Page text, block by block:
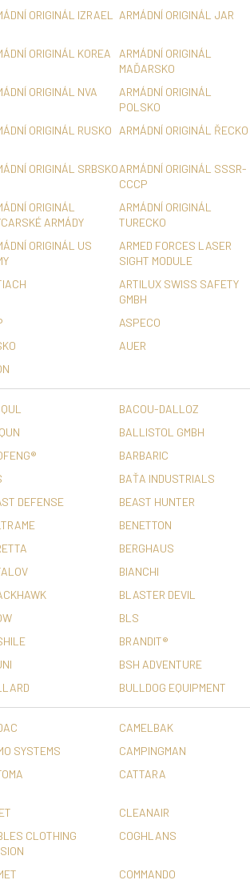
ORIGINÁL IZRAEL ARMÁDNÍ ORIGINÁL JAR
ORIGINÁL KOREA
ARMÁDNÍ ORIGINÁL
MAĎARSKO
ORIGINÁL NVA
ARMÁDNÍ ORIGINÁL
POLSKO
ORIGINÁL RUSKO
ARMÁDNÍ ORIGINÁL ŘECKO
ORIGINÁL SRBSKOARMÁDNÍ ORIGINÁL SSSR-
CCCP
ORIGINÁL
ARMÁDY
ARMÁDNÍ ORIGINÁL
TURECKO
ORIGINÁL US
ARMED FORCES LASER
SIGHT MODULE
ARTILUX SWISS SAFETY
GMBH
ASPECO
AUER
BACOU-DALLOZ
BALLISTOL GMBH
BARBARIC
BAŤA INDUSTRIALS
DEFENSE
BEAST HUNTER
BENETTON
BERGHAUS
BIANCHI
BLASTER DEVIL
BLS
BRANDIT®
BSH ADVENTURE
BULLDOG EQUIPMENT
CAMELBAK
SYSTEMS
CAMPINGMAN
CATTARA
CLEANAIR
CLOTHING
COGHLANS
COMMANDO